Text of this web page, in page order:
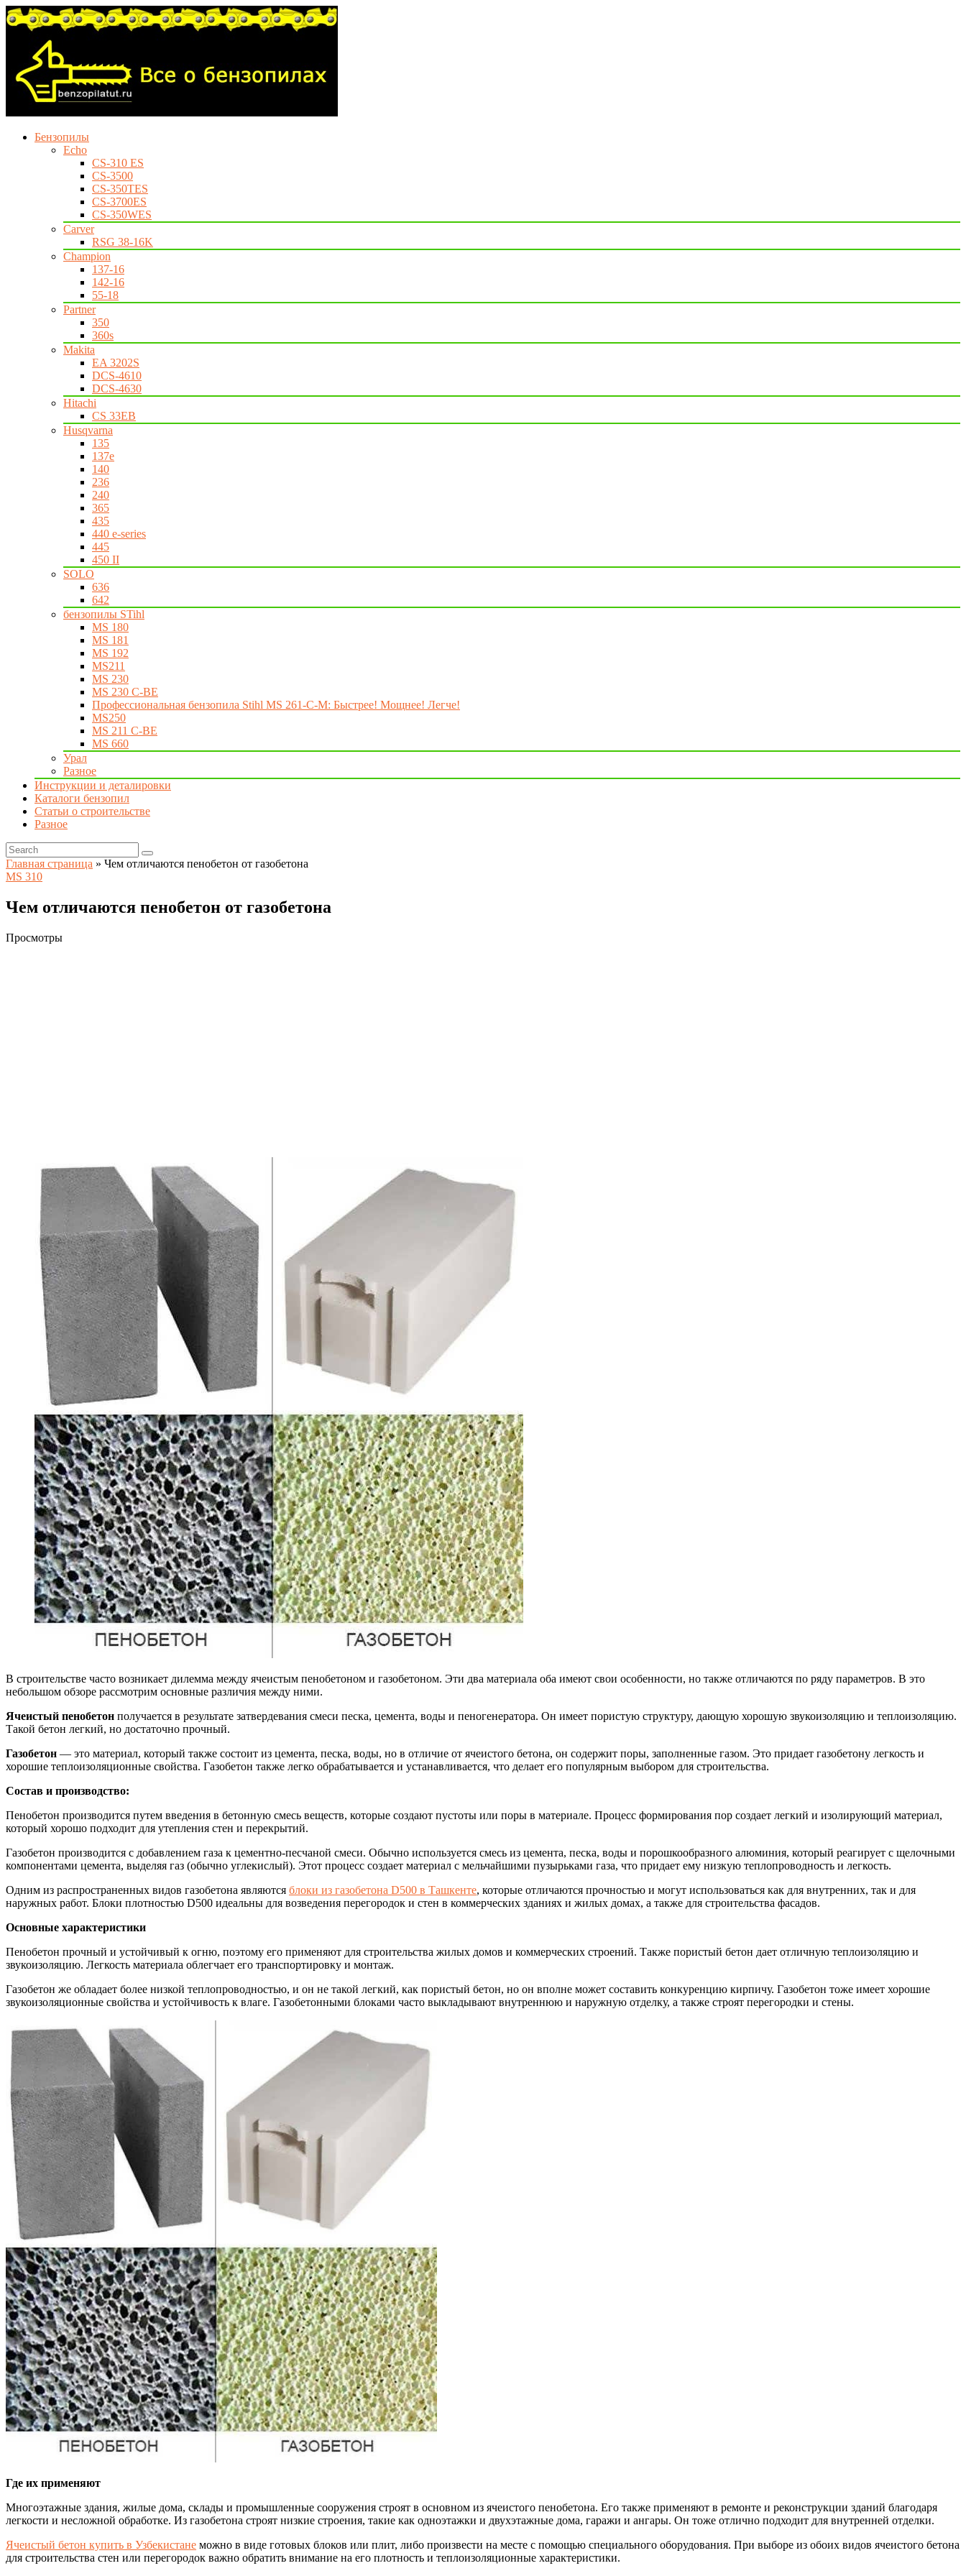
Бензопилы
Echo
CS-310 ES
CS-3500
CS-350TES
CS-3700ES
CS-350WES
Carver
RSG 38-16K
Champion
137-16
142-16
55-18
Partner
350
360s
Makita
EA 3202S
DCS-4610
DCS-4630
Hitachi
CS 33EB
Husqvarna
135
137e
140
236
240
365
435
440 e-series
445
450 II
SOLO
636
642
бензопилы STihl
MS 180
MS 181
MS 192
MS211
MS 230
MS 230 C-BE
Профессиональная бензопила Stihl MS 261-C-M: Быстрее! Мощнее! Легче!
MS250
MS 211 C-BE
MS 660
Урал
Разное
Инструкции и деталировки
Каталоги бензопил
Статьи о строительстве
Разное
Главная страница » Чем отличаются пенобетон от газобетона
MS 310
Чем отличаются пенобетон от газобетона
Просмотры
В строительстве часто возникает дилемма между ячеистым пенобетоном и газобетоном. Эти два материала оба имеют свои особенности, но также отличаются по ряду параметров. В это
небольшом обзоре рассмотрим основные различия между ними.
Ячеистый пенобетон получается в результате затвердевания смеси песка, цемента, воды и пеногенератора. Он имеет пористую структуру, дающую хорошую звукоизоляцию и теплоизоляцию.
Такой бетон легкий, но достаточно прочный.
Газобетон — это материал, который также состоит из цемента, песка, воды, но в отличие от ячеистого бетона, он содержит поры, заполненные газом. Это придает газобетону легкость и
хорошие теплоизоляционные свойства. Газобетон также легко обрабатывается и устанавливается, что делает его популярным выбором для строительства.
Состав и производство:
Пенобетон производится путем введения в бетонную смесь веществ, которые создают пустоты или поры в материале. Процесс формирования пор создает легкий и изолирующий материал,
который хорошо подходит для утепления стен и перекрытий.
Газобетон производится с добавлением газа к цементно-песчаной смеси. Обычно используется смесь из цемента, песка, воды и порошкообразного алюминия, который реагирует с щелочными
компонентами цемента, выделяя газ (обычно углекислый). Этот процесс создает материал с мельчайшими пузырьками газа, что придает ему низкую теплопроводность и легкость.
Одним из распространенных видов газобетона являются блоки из газобетона D500 в Ташкенте, которые отличаются прочностью и могут использоваться как для внутренних, так и для
наружных работ. Блоки плотностью D500 идеальны для возведения перегородок и стен в коммерческих зданиях и жилых домах, а также для строительства фасадов.
Основные характеристики
Пенобетон прочный и устойчивый к огню, поэтому его применяют для строительства жилых домов и коммерческих строений. Также пористый бетон дает отличную теплоизоляцию и
звукоизоляцию. Легкость материала облегчает его транспортировку и монтаж.
Газобетон же обладает более низкой теплопроводностью, и он не такой легкий, как пористый бетон, но он вполне может составить конкуренцию кирпичу. Газобетон тоже имеет хорошие
звукоизоляционные свойства и устойчивость к влаге. Газобетонными блоками часто выкладывают внутреннюю и наружную отделку, а также строят перегородки и стены.
Где их применяют
Многоэтажные здания, жилые дома, склады и промышленные сооружения строят в основном из ячеистого пенобетона. Его также применяют в ремонте и реконструкции зданий благодаря
легкости и несложной обработке. Из газобетона строят низкие строения, такие как одноэтажки и двухэтажные дома, гаражи и ангары. Он тоже отлично подходит для внутренней отделки.
Ячеистый бетон купить в Узбекистане можно в виде готовых блоков или плит, либо произвести на месте с помощью специального оборудования. При выборе из обоих видов ячеистого бетона
для строительства стен или перегородок важно обратить внимание на его плотность и теплоизоляционные характеристики.